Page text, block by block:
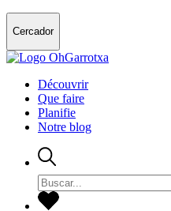
Cercador
Découvrir
Que faire
Planifie
Notre blog